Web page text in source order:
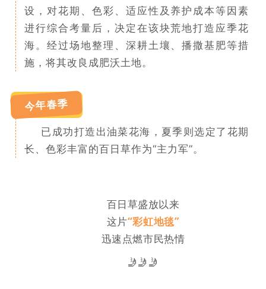
设，对花期、色彩、适应性及养护成本等因素
进行综合考量后，决定在该块荒地打造应季花
海。经过场地整理、深耕土壤、播撒基肥等措
施，将其改良成肥沃土地。
今年春季
已成功打造出油菜花海，夏季则选定了花期
长、色彩丰富的百日草作为“主力军”。
百日草盛放以来
这片“彩虹地毯”
迅速点燃市民热情
🤳 🤳 🤳